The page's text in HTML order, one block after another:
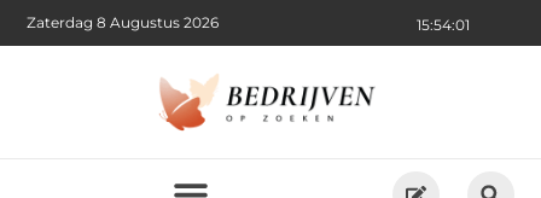
15:54:02
Zaterdag 8 Augustus 2026